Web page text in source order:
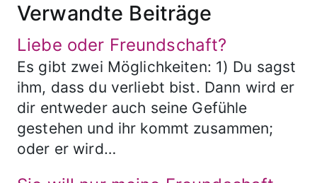
Verwandte Beiträge
Liebe oder Freundschaft?
Es gibt zwei Möglichkeiten: 1) Du sagst
ihm, dass du verliebt bist. Dann wird er
dir entweder auch seine Gefühle
gestehen und ihr kommt zusammen;
oder er wird…